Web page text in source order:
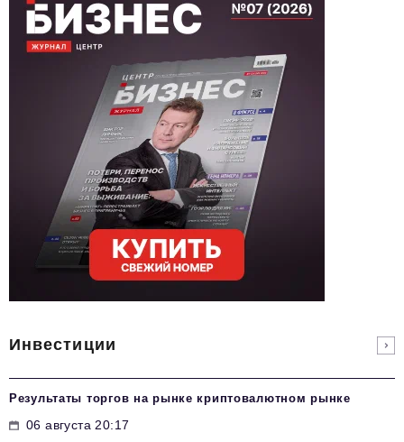
Инвестиции
Результаты торгов на рынке криптовалютном рынке
06 августа 20:17